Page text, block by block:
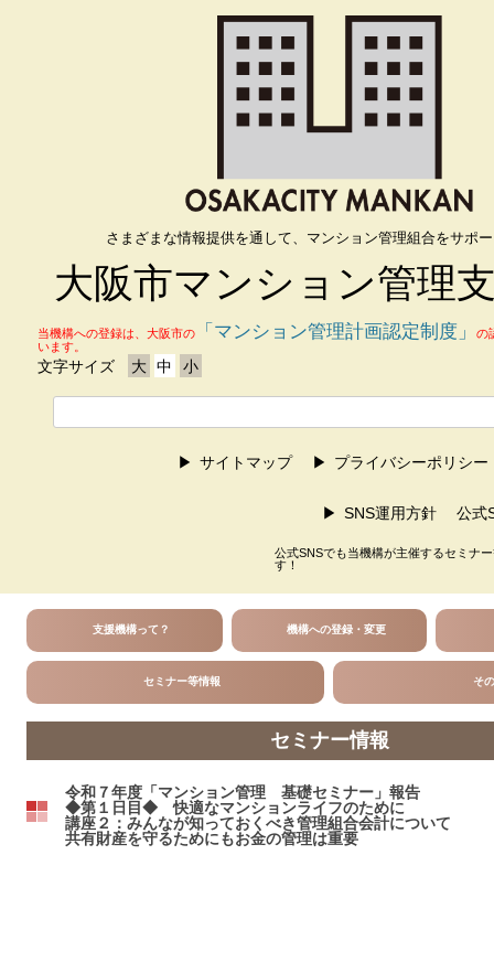
さまざまな情報提供を通して、マンション管理組合をサポ
大阪市マンション管理
当機構への登録は、大阪市の 「マンション管理計画認定制度」
の
います。
文字サイズ 大 中 小
サイトマップ プライバシーポリシー
SNS運用方針 公式
公式SNSでも当機構が主催するセミナ
す！
支援機構って？ 機構への登録・変更
セミナー等情報 そ
セミナー情報
令和７年度「マンション管理 基礎セミナー」報告
◆第１日目◆ 快適なマンションライフのために
講座２：みんなが知っておくべき管理組合会計について
共有財産を守るためにもお金の管理は重要